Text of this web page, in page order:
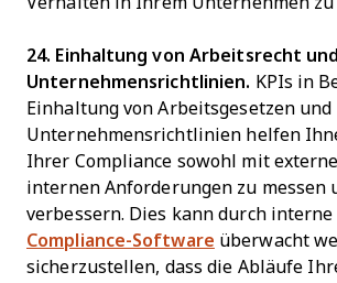
24. Einhaltung von Arbeitsrecht und
Unternehmensrichtlinien. KPIs in
Einhaltung von Arbeitsgesetzen und
Unternehmensrichtlinien helfen
Ihrer Compliance sowohl mit
internen Anforderungen zu messen
verbessern. Dies kann durch interne
Compliance-Software überwacht
sicherzustellen, dass die Abläufe